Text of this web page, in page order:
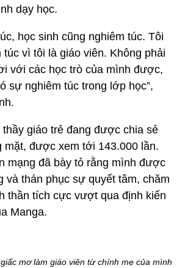
dạy học.
học sinh cũng nghiêm túc. Tôi
túc vì tôi là giáo viên. Không phải
với các học trò của mình được,
sự nghiêm túc trong lớp học”,
thầy giáo trẻ đang được chia sẻ
mặt, được xem tới 143.000 lần.
mạng đã bày tỏ rằng mình được
và thán phục sự quyết tâm, chăm
thần tích cực vượt qua định kiến
Manga.
mơ làm giáo viên từ chính mẹ của mình